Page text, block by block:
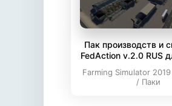
Пак производств и
FedAction v.2.0 RUS
Farming Simulator
/ Паки